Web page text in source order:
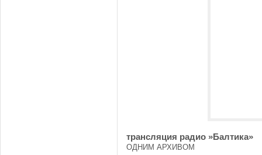
трансляция радио »Балтика»
ОДНИМ АРХИВОМ